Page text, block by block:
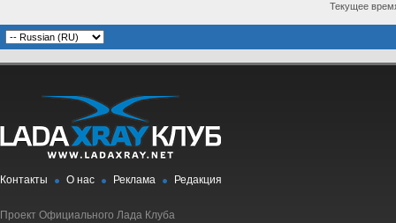
Текущее
Контакты О нас Реклама Редакция
Проект Официального Лада Клуба